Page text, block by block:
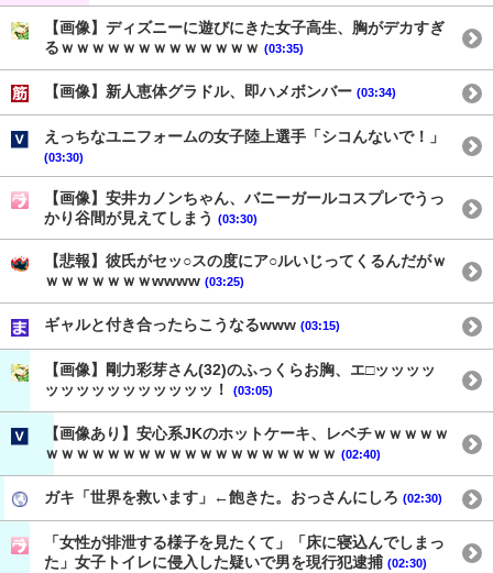
【画像】ディズニーに遊びにきた女子高生、胸がデカすぎ
るｗｗｗｗｗｗｗｗｗｗｗｗｗ (03:35)
【画像】新人恵体グラドル、即ハメボンバー (03:34)
えっちなユニフォームの女子陸上選手「シコんないで！」
(03:30)
【画像】安井カノンちゃん、バニーガールコスプレでうっ
かり谷間が見えてしまう (03:30)
【悲報】彼氏がセッ○スの度にア○ルいじってくるんだがｗ
ｗｗｗｗｗｗｗwwww (03:25)
ギャルと付き合ったらこうなるwww (03:15)
【画像】剛力彩芽さん(32)のふっくらお胸、エ□ッッッッ
ッッッッッッッッッッッ！
(03:05)
【画像あり】安心系JKのホットケーキ、レベチｗｗｗｗｗ
ｗｗｗｗｗｗｗｗｗｗｗｗｗｗｗｗｗｗｗ (02:40)
ガキ「世界を救います」←飽きた。おっさんにしろ (02:30)
「女性が排泄する様子を見たくて」「床に寝込んでしまっ
た」女子トイレに侵入した疑いで男を現行犯逮捕 (02:30)